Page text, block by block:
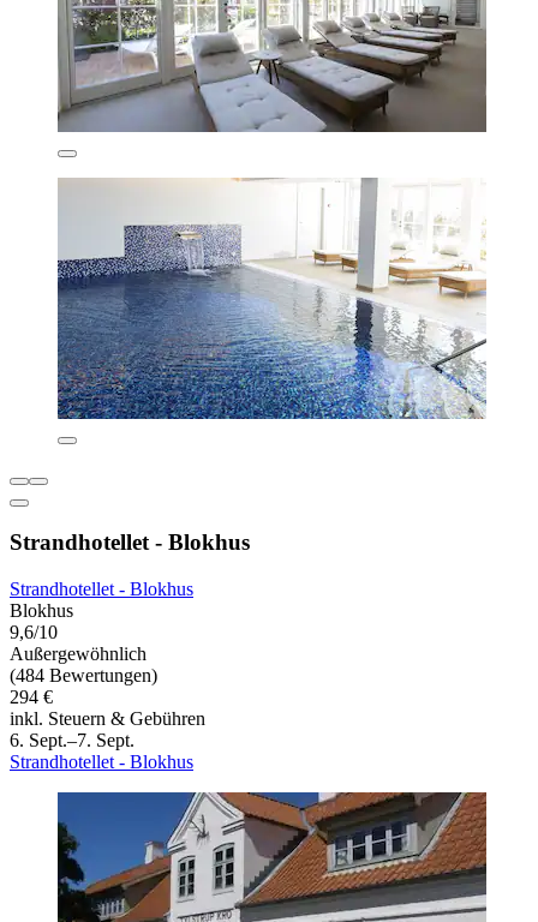
Strandhotellet - Blokhus
Strandhotellet - Blokhus
Blokhus
9,6/10
Außergewöhnlich
(484 Bewertungen)
294 €
inkl. Steuern & Gebühren
6. Sept.–7. Sept.
Strandhotellet - Blokhus